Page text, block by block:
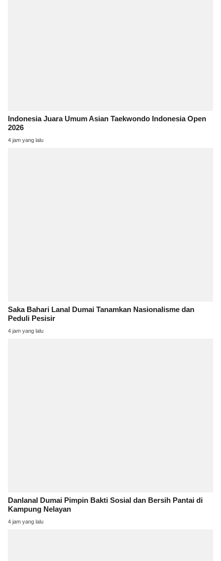
Indonesia Juara Umum Asian Taekwondo Indonesia Open
2026
4 jam yang lalu
Saka Bahari Lanal Dumai Tanamkan Nasionalisme dan
Peduli Pesisir
4 jam yang lalu
Danlanal Dumai Pimpin Bakti Sosial dan Bersih Pantai di
Kampung Nelayan
4 jam yang lalu